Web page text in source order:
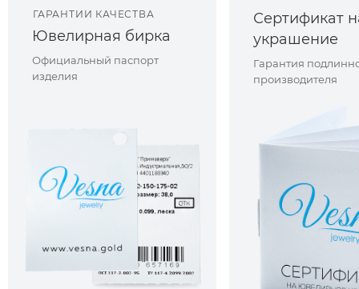
ГАРАНТИИ КАЧЕСТВА
Ювелирная бирка
Официальный паспорт
изделия
Сертификат
украшение
Гарантия
производителя